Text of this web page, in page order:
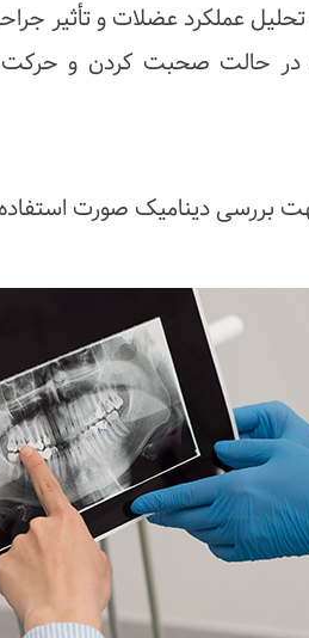
عملکرد عضلات و تأثیر
حالت صحبت کردن و حرکت
بررسی دینامیک صورت